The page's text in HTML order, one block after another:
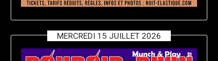
MERCREDI 15 JUILLET 2026